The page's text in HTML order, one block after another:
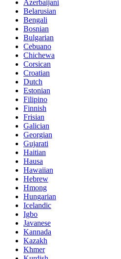
Azerbaijani
Belarusian
Bengali
Bosnian
Bulgarian
Cebuano
Chichewa
Corsican
Croatian
Dutch
Estonian
Filipino
Finnish
Frisian
Galician
Georgian
Gujarati
Haitian
Hausa
Hawaiian
Hebrew
Hmong
Hungarian
Icelandic
Igbo
Javanese
Kannada
Kazakh
Khmer